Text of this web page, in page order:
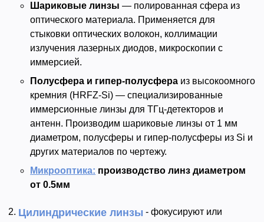
Шариковые линзы — полированная сфера из
оптического материала. Применяется для
стыковки оптических волокон, коллимации
излучения лазерных диодов, микроскопии с
иммерсией.
Полусфера и гипер-полусфера из высокоомного
кремния (HRFZ-Si) — специализированные
иммерсионные линзы для ТГц-детекторов и
антенн. Производим шариковые линзы от 1 мм
диаметром, полусферы и гипер-полусферы из Si и
других материалов по чертежу.
Микрооптика: производство линз диаметром
от 0.5мм
Цилиндрические линзы - фокусируют или